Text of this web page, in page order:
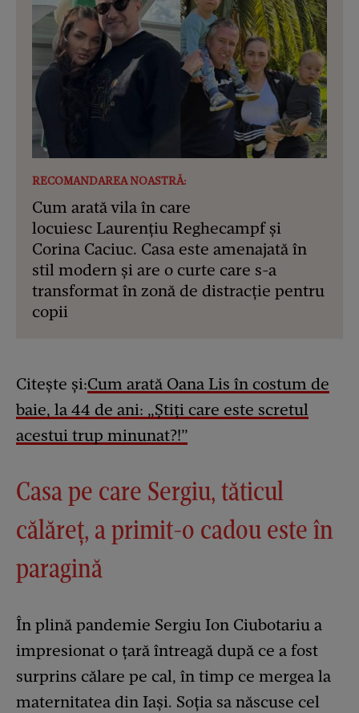
RECOMANDAREA NOASTRĂ:
Cum arată vila în care
locuiesc Laurențiu Reghecampf și
Corina Caciuc. Casa este amenajată în
stil modern și are o curte care s-a
transformat în zonă de distracție pentru
copii
Citește și:Cum arată Oana Lis în costum de
baie, la 44 de ani: „Știți care este scretul
acestui trup minunat?!”
Casa pe care Sergiu, tăticul
călăreț, a primit-o cadou este în
paragină
În plină pandemie Sergiu Ion Ciubotariu a
impresionat o țară întreagă după ce a fost
surprins călare pe cal, în timp ce mergea la
maternitatea din Iași. Soția sa născuse cel